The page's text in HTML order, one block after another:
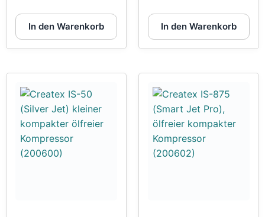
In den Warenkorb In den Warenkorb